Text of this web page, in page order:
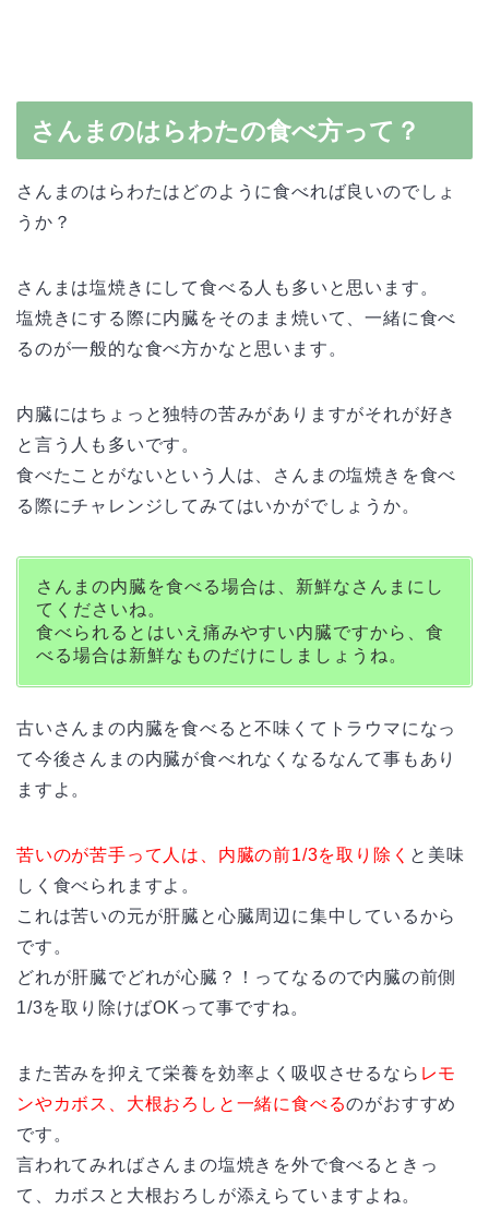
さんまのはらわたの食べ方って？
さんまのはらわたはどのように食べれば良いのでしょ
うか？
さんまは塩焼きにして食べる人も多いと思います。
塩焼きにする際に内臓をそのまま焼いて、一緒に食べ
るのが一般的な食べ方かなと思います。
内臓にはちょっと独特の苦みがありますがそれが好き
と言う人も多いです。
食べたことがないという人は、さんまの塩焼きを食べ
る際にチャレンジしてみてはいかがでしょうか。
さんまの内臓を食べる場合は、新鮮なさんまにし
てくださいね。
食べられるとはいえ痛みやすい内臓ですから、食
べる場合は新鮮なものだけにしましょうね。
古いさんまの内臓を食べると不味くてトラウマになっ
て今後さんまの内臓が食べれなくなるなんて事もあり
ますよ。
苦いのが苦手って人は、内臓の前1/3を取り除く と美味
しく食べられますよ。
これは苦いの元が肝臓と心臓周辺に集中しているから
です。
どれが肝臓でどれが心臓？！ってなるので内臓の前側
1/3を取り除けばOKって事ですね。
また苦みを抑えて栄養を効率よく吸収させるなら レモ
ンやカボス、大根おろしと一緒に食べるのがおすすめ
です。
言われてみればさんまの塩焼きを外で食べるときっ
て、カボスと大根おろしが添えらていますよね。